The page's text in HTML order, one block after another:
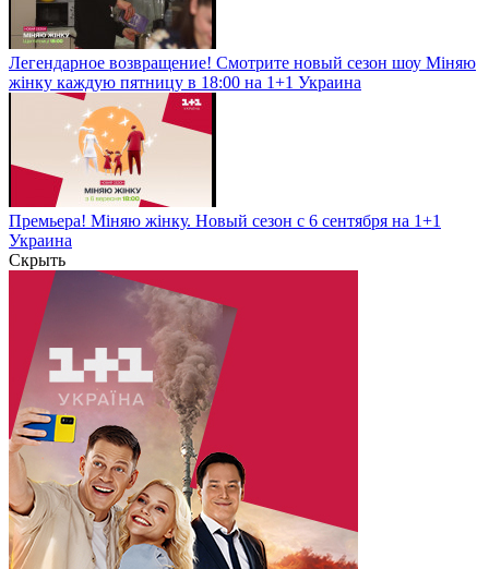
Легендарное возвращение! Смотрите новый сезон шоу Міняю
жінку каждую пятницу в 18:00 на 1+1 Украина
Премьера! Міняю жінку. Новый сезон с 6 сентября на 1+1
Украина
Скрыть